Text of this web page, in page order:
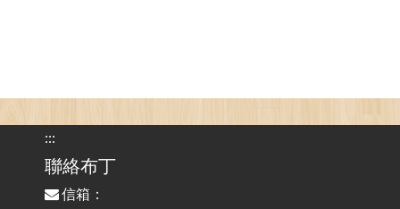
實作相容OpenAI API，但背後不是OpenAI的API服
務 / Implementing OpenAI API-Compatible Services, But Not
Powered by OpenAI
:::
聯絡布丁
信箱：